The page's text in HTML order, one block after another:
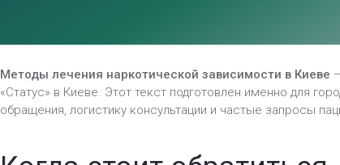
Методы лечения наркотической зависимости в Киеве
«Статус» в Киеве. Этот текст подготовлен именно для
обращения, логистику консультации и частые запросы